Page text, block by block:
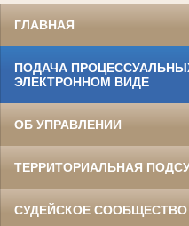
ГЛАВНАЯ
ПОДАЧА
ЭЛЕКТРОННОМ ВИДЕ
ОБ УПРАВЛЕНИИ
ТЕРРИТОРИАЛЬНАЯ
СУДЕЙСКОЕ СООБЩЕСТВО